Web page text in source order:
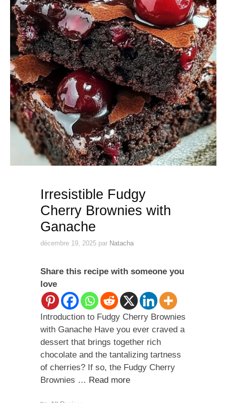
Irresistible Fudgy
Cherry Brownies with
Ganache
décembre 19, 2025 par Natacha
Share this recipe with someone you
love
Introduction to Fudgy Cherry Brownies
with Ganache Have you ever craved a
dessert that brings together rich
chocolate and the tantalizing tartness
of cherries? If so, the Fudgy Cherry
Brownies … Read more